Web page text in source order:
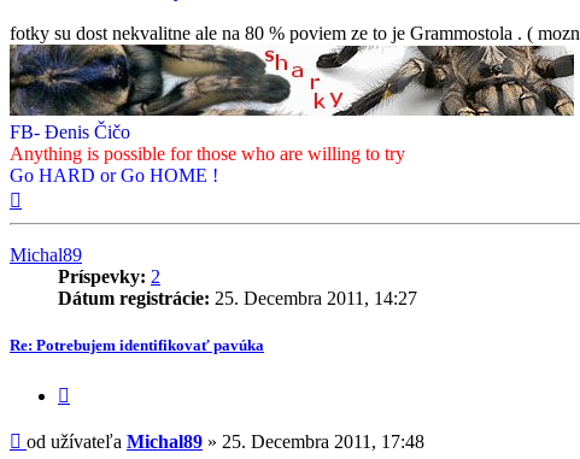
fotky su dost nekvalitne ale na 80 % poviem ze to je Grammostola . (
FB- Đenis Čičo
Anything is possible for those who are willing to try
Go HARD or Go HOME !
Michal89
Príspevky: 2
Dátum registrácie: 25. Decembra 2011, 14:27
Re: Potrebujem identifikovať pavúka
Príspevok
od užívateľa Michal89 » 25. Decembra 2011, 17:48